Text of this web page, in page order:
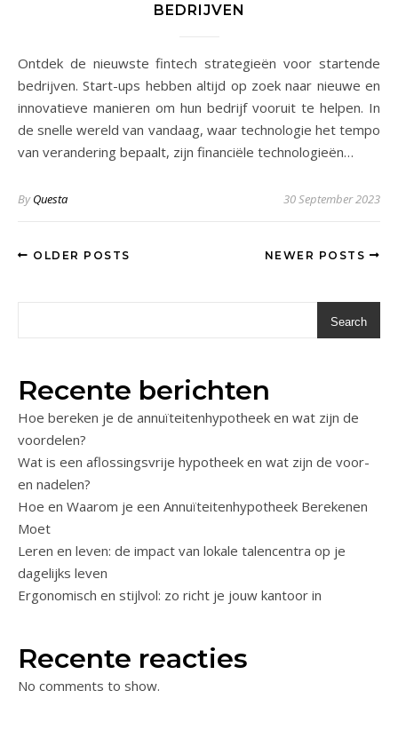
BEDRIJVEN
Ontdek de nieuwste fintech strategieën voor startende
bedrijven. Start-ups hebben altijd op zoek naar nieuwe en
innovatieve manieren om hun bedrijf vooruit te helpen. In
de snelle wereld van vandaag, waar technologie het tempo
van verandering bepaalt, zijn financiële technologieën…
ByQuesta 30 September 2023
OLDER POSTS NEWER POSTS
Search
Recente berichten
Hoe bereken je de annuïteitenhypotheek en wat zijn de
voordelen?
Wat is een aflossingsvrije hypotheek en wat zijn de voor-
en nadelen?
Hoe en Waarom je een Annuïteitenhypotheek Berekenen
Moet
Leren en leven: de impact van lokale talencentra op je
dagelijks leven
Ergonomisch en stijlvol: zo richt je jouw kantoor in
Recente reacties
No comments to show.